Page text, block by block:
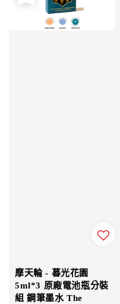
摩天輪 - 暮光花園
5ml*3 原廠電池瓶分裝
組 鋼筆墨水 The